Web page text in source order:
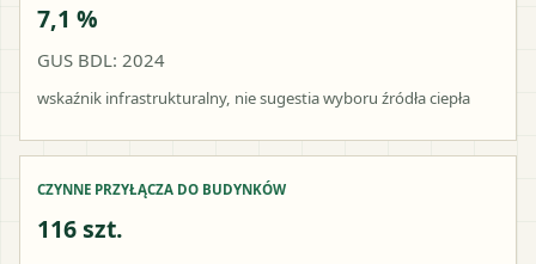
7,1 %
GUS BDL: 2024
wskaźnik infrastrukturalny, nie sugestia wyboru źródła ciepła
CZYNNE PRZYŁĄCZA DO BUDYNKÓW
116 szt.